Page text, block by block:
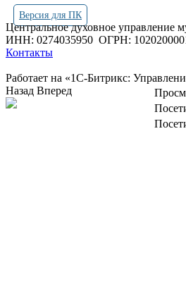
Версия для ПК
Центральное духовное управление
ИНН: 0274035950 ОГРН:
Контакты
Работает на «1С-Битрикс:
Назад Вперед